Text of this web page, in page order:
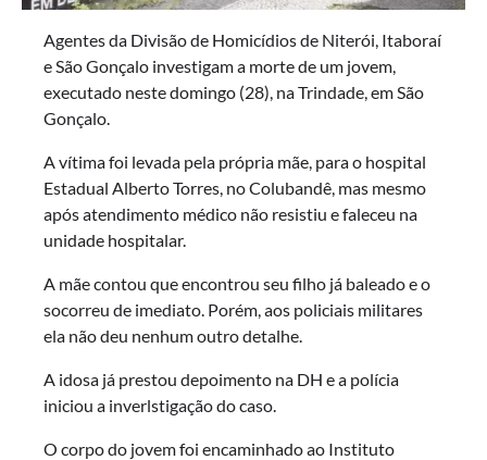
Agentes da Divisão de Homicídios de Niterói, Itaboraí
e São Gonçalo investigam a morte de um jovem,
executado neste domingo (28), na Trindade, em São
Gonçalo.
A vítima foi levada pela própria mãe, para o hospital
Estadual Alberto Torres, no Colubandê, mas mesmo
após atendimento médico não resistiu e faleceu na
unidade hospitalar.
A mãe contou que encontrou seu filho já baleado e o
socorreu de imediato. Porém, aos policiais militares
ela não deu nenhum outro detalhe.
A idosa já prestou depoimento na DH e a polícia
iniciou a inverlstigação do caso.
O corpo do jovem foi encaminhado ao Instituto